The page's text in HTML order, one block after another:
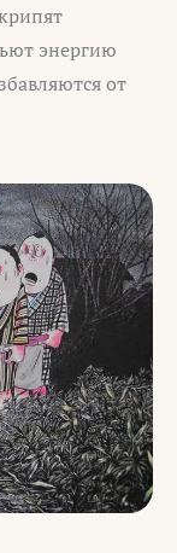
энергию
от